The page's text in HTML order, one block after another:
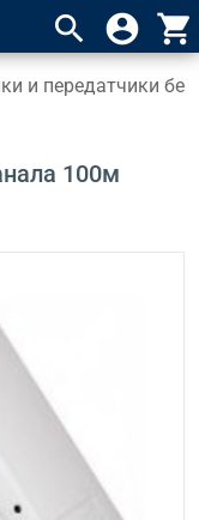
search account_circle shopping_cart
и передатчики
100м